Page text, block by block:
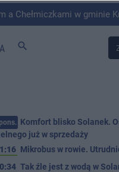
w gminie Kruszwica doszło do
search
Komfort blisko Solanek.
już w sprzedaży
Mikrobus w rowie.
Tak źle jest z wodą w